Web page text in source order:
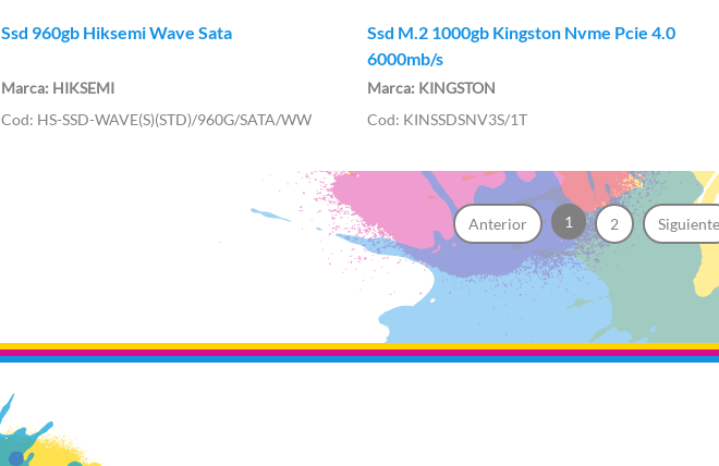
Ssd 960gb Hiksemi Wave Sata
HIKSEMI
HS-SSD-WAVE(S)(STD)/960G/SATA/WW
Ssd M.2 1000gb Kingston Nvme Pcie 4.0
6000mb/s
KINGSTON
KINSSDSNV3S/1T
Anterior 1 2 Siguiente